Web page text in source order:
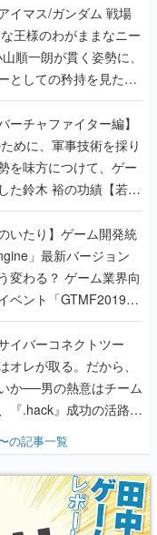
マス/ガンダム 戦場
王様のわがままなニー
順一朗が貫く姿勢に、
としての矜持を見た
回】
ーチャファイター編】
めに、軍事技術を採り
を味方につけて、ゲー
た鈴木 裕の功績【若ゲ
いたり】ゲーム開発統
」最新バージョン
変わる？ ゲーム業界向
ベント「GTMF2019」
を深めよう【PR】
イバーコネクトツー
オレが取る。だから、
か──男の熱意はチーム
『.hack』成功の活路を
・松山 洋に流れる血は
だった【若ゲのいた
の記事一覧